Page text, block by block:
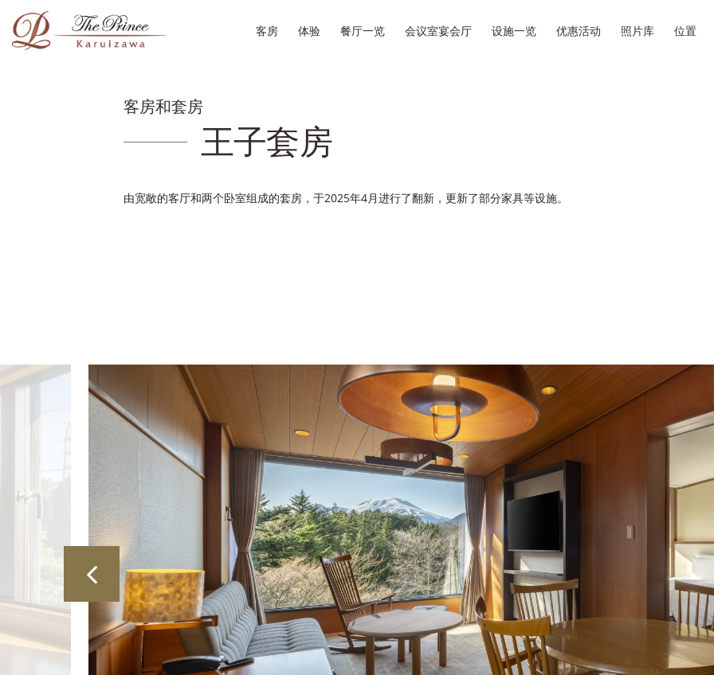
客房 体验 餐厅一览 会议室宴会厅 设施一览 优惠活动 照片库 位置
客房和套房
王子套房
由宽敞的客厅和两个卧室组成的套房，于2025年4月进行了翻新，更新了部分家具等设施。